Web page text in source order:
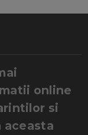
online
si
aceasta